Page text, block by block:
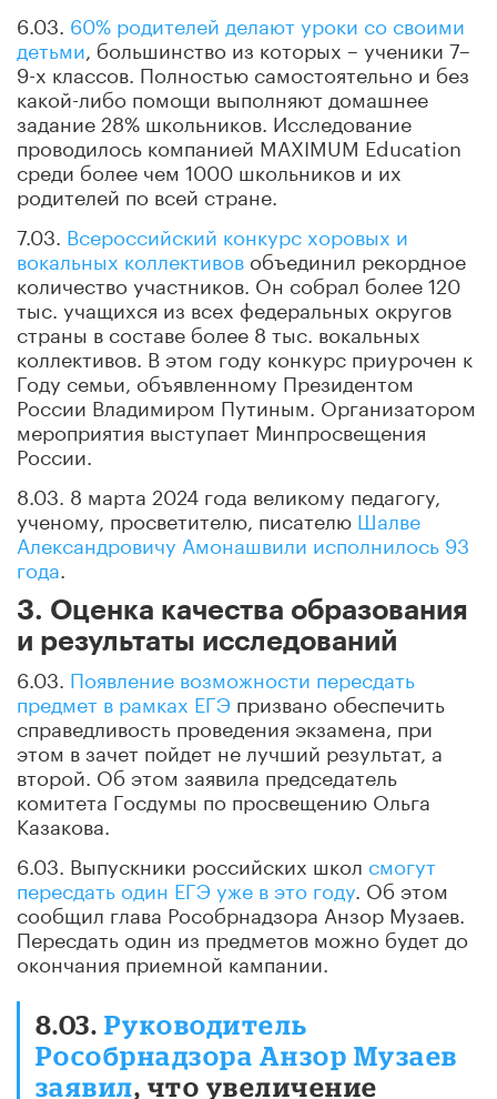
6.03. 60% родителей делают уроки со своими
детьми , большинство из которых – ученики 7–
9-х классов. Полностью самостоятельно и без
какой-либо помощи выполняют домашнее
задание 28% школьников. Исследование
проводилось компанией MAXIMUM Education
среди более чем 1000 школьников и их
родителей по всей стране.
7.03. Всероссийский конкурс хоровых и
вокальных коллективов объединил рекордное
количество участников. Он собрал более 120
тыс. учащихся из всех федеральных округов
страны в составе более 8 тыс. вокальных
коллективов. В этом году конкурс приурочен к
Году семьи, объявленному Президентом
России Владимиром Путиным. Организатором
мероприятия выступает Минпросвещения
России.
8.03. 8 марта 2024 года великому педагогу,
ученому, просветителю, писателю Шалве
Александровичу Амонашвили исполнилось 93
года
3. Оценка качества образования
и результаты исследований
6.03. Появление возможности пересдать
предмет в рамках ЕГЭ призвано обеспечить
справедливость проведения экзамена, при
этом в зачет пойдет не лучший результат, а
второй. Об этом заявила председатель
комитета Госдумы по просвещению Ольга
Казакова.
6.03. Выпускники российских школ смогут
пересдать один ЕГЭ уже в это году . Об этом
сообщил глава Рособрнадзора Анзор Музаев.
Пересдать один из предметов можно будет до
окончания приемной кампании.
8.03. Руководитель
Рособрнадзора Анзор Музаев
заявил, что увеличение